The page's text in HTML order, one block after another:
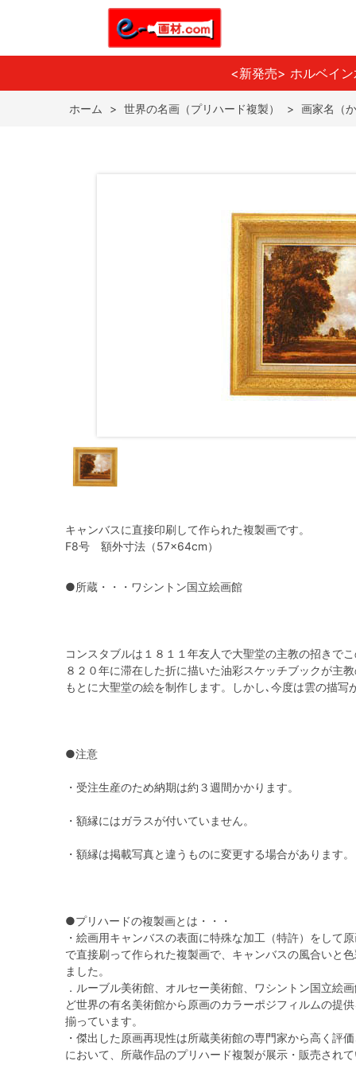
<新発売> ホルベイ
ホーム > 世界の名画（プリハード複製） > 画家名（
キャンバスに直接印刷して作られた複製画です。
F8号 額外寸法（57×64cm）
●所蔵・・・ワシントン国立絵画館
コンスタブルは１８１１年友人で大聖堂の主教の招きで
８２０年に滞在した折に描いた油彩スケッチブックが主
もとに大聖堂の絵を制作します。しかし､今度は雲の描写
●注意
・受注生産のため納期は約３週間かかります。
・額縁にはガラスが付いていません。
・額縁は掲載写真と違うものに変更する場合があります。
●プリハードの複製画とは・・・
・絵画用キャンバスの表面に特殊な加工（特許）をして
で直接刷って作られた複製画で、キャンバスの風合いと
ました。
．ルーブル美術館、オルセー美術館、ワシントン国立絵
ど世界の有名美術館から原画のカラーポジフィルムの提
揃っています。
・傑出した原画再現性は所蔵美術館の専門家から高く評
において、所蔵作品のプリハード複製が展示・販売され